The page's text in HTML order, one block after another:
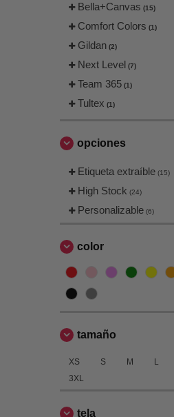
Bella+Canvas (15)
Comfort Colors (1)
Gildan (2)
Next Level (7)
Team 365 (1)
Tultex (1)
opciones
Etiqueta extraíble (15)
High Stock (24)
Personalizable (6)
color
tamaño
XS S M L
3XL
tela